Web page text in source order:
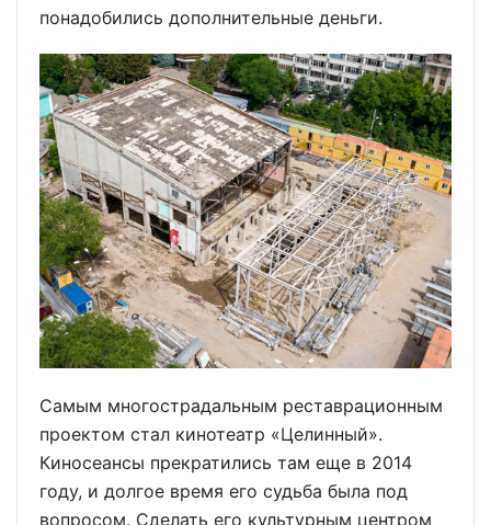
понадобились дополнительные деньги.
Самым многострадальным реставрационным
проектом стал кинотеатр «Целинный».
Киносеансы прекратились там еще в 2014
году, и долгое время его судьба была под
вопросом. Сделать его культурным центром